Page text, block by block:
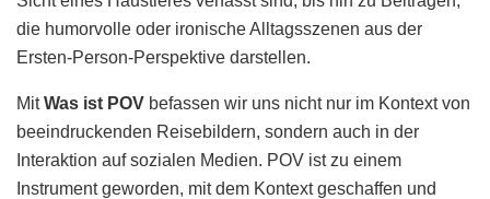
die humorvolle oder ironische Alltagsszenen aus der
Ersten-Person-Perspektive darstellen.
MitWas ist POV befassen wir uns nicht nur im Kontext von
beeindruckenden Reisebildern, sondern auch in der
Interaktion auf sozialen Medien. POV ist zu einem
Instrument geworden, mit dem Kontext geschaffen und